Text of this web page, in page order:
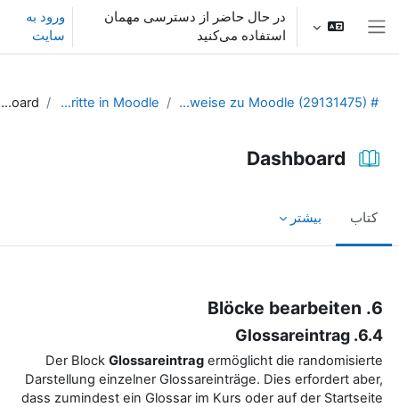
به محتوای اصلی
در حال حاضر از دسترسی مهمان
استفاده می‌کنید
ورود به
سایت
# Allgemeine Hinweise zu Moodle (29131475)
Erste Schritte in Moodle
Dashboard
Dashboard
کتاب بیشتر
6. Blöcke bearbeiten
6.4. Glossareintrag
Der BlockGlossareintragermöglicht die randomisierte
Darstellung einzelner Glossareinträge. Dies erfordert aber,
dass zumindest ein Glossar im Kurs oder auf der Startseite